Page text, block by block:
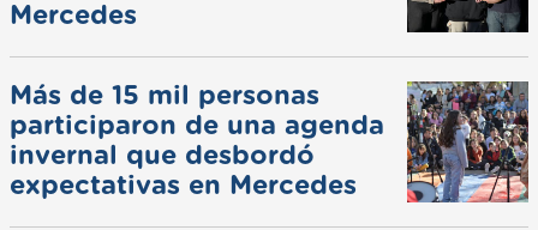
Mercedes
Más de 15 mil personas
participaron de una agenda
invernal que desbordó
expectativas en Mercedes